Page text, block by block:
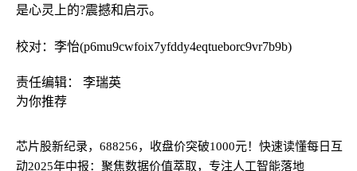
是心灵上的?震撼和启示。
校对：李怡(p6mu9cwfoix7yfddy4eqtueborc9vr7b9b)
责任编辑： 李瑞英
为你推荐
芯片股新纪录，688256，收盘价突破1000元！ 快速读懂每日互
动2025年中报：聚焦数据价值萃取，专注人工智能落地